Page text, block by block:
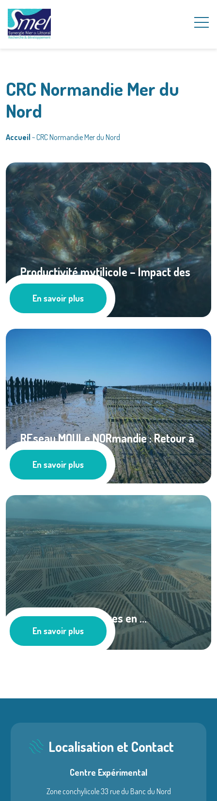
CRC Normandie Mer du
Nord
Accueil ~CRC Normandie Mer du Nord
Productivité mytilicole – Impact des
...
Cultures marines
En savoir plus
REseau MOULe NORmandie : Retour à
une situation ...
Ressources documentaires
En savoir plus
L’affinage des huîtres en ...
Cultures marines
En savoir plus
Localisation et Contact
Centre Expérimental
Zone conchylicole 33 rue du Banc du Nord